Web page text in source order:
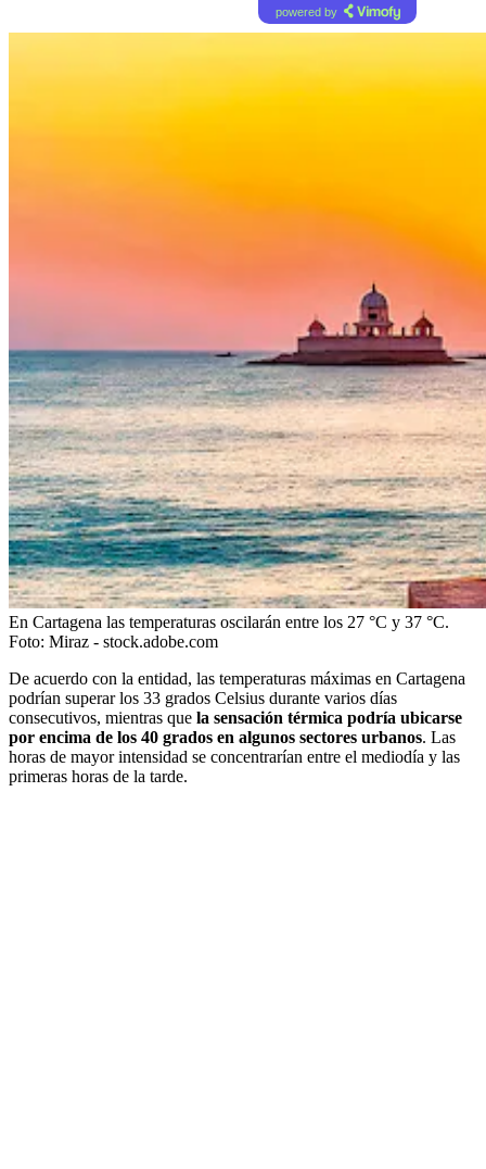
powered by
En Cartagena las temperaturas oscilarán entre los 27 °C y 37 °C.
Foto: Miraz - stock.adobe.com
De acuerdo con la entidad, las temperaturas máximas en Cartagena
podrían superar los 33 grados Celsius durante varios días
consecutivos, mientras que la sensación térmica podría ubicarse
por encima de los 40 grados en algunos sectores urbanos. Las
horas de mayor intensidad se concentrarían entre el mediodía y las
primeras horas de la tarde.